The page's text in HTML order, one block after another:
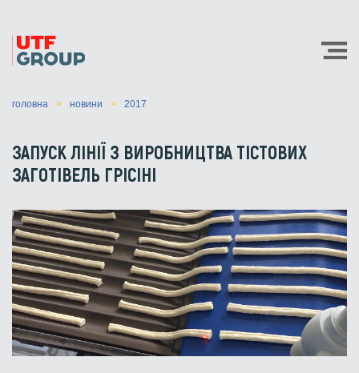
головна новини 2017
ЗАПУСК ЛІНІЇ З ВИРОБНИЦТВА ТІСТОВИХ
ЗАГОТІВЕЛЬ ГРІСІНІ